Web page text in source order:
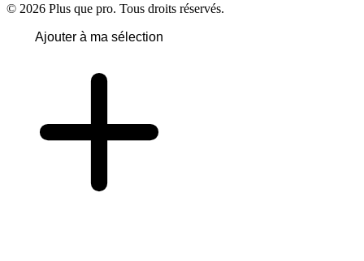
© 2026 Plus que pro. Tous droits réservés.
Ajouter à ma sélection